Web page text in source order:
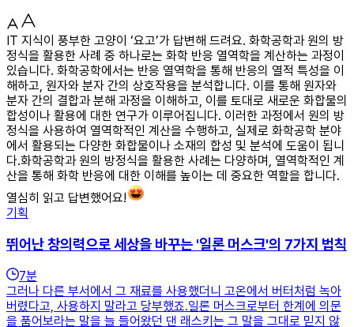
IT 지식이 풍부한 고양이 ‘요고’가 답변해 드려요. 화학공학과 원의 방
정식을 활용한 사례 중 하나로는 화학 반응 열역학을 계산하는 과정이
있습니다. 화학공학에서는 반응 열역학을 통해 반응의 열적 특성을 이
해하고, 원자와 분자 간의 상호작용을 분석합니다. 이를 통해 원자와
분자 간의 결합과 분해 과정을 이해하고, 이를 토대로 새로운 화합물의
합성이나 활용에 대한 연구가 이루어집니다. 이러한 과정에서 원의 방
정식을 사용하여 열역학적인 계산을 수행하고, 실제로 화학공학 분야
에서 활용되는 다양한 화합물이나 소재의 합성 및 분석에 도움이 됩니
다.화학공학과 원의 방정식을 활용한 사례는 다양하며, 열역학적인 계
산을 통해 화학 반응에 대한 이해를 높이는 데 중요한 역할을 합니다.
열심히 읽고 답변했어요!
기획
뛰어난 창의력으로 세상을 바꾸는 '일론 머스크'의 7가지 법칙
7분
그러나 다른 부서에서 그 재료를 사용했더니 고온에서 버터처럼 녹아
버렸다고, 사용하지 말라고 당부했죠.일론 머스크로부터 한계에 의문
을 품어보라는 말을 늘 들어왔던 댄 래스키는 그 말을 그대로 믿지 않